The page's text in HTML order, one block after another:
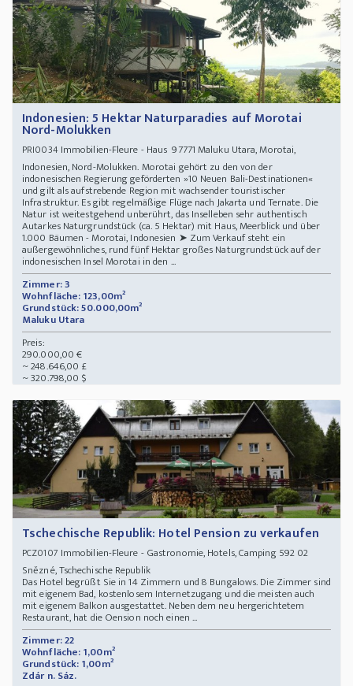
Indonesien: 5 Hektar Naturparadies auf Morotai
Nord-Molukken
PRI0034Immobilien-Fleure - Haus 97771 Maluku Utara, Morotai,
Indonesien, Nord-Molukken. Morotai gehört zu den von der
indonesischen Regierung geförderten »10 Neuen Bali-Destinationen«
und gilt als aufstrebende Region mit wachsender touristischer
Infrastruktur. Es gibt regelmäßige Flüge nach Jakarta und Ternate. Die
Natur ist weitestgehend unberührt, das Inselleben sehr authentisch
Autarkes Naturgrundstück (ca. 5 Hektar) mit Haus, Meerblick und über
1.000 Bäumen - Morotai, Indonesien ➤ Zum Verkauf steht ein
außergewöhnliches, rund fünf Hektar großes Naturgrundstück auf der
indonesischen Insel Morotai in den ...
Zimmer: 3
Wohnfläche: 123,00m²
Grundstück: 50.000,00m²
Maluku Utara
Preis:
290.000,00 €
~ 248.646,00 £
~ 320.798,00 $
Tschechische Republik: Hotel Pension zu verkaufen
PCZ0107 Immobilien-Fleure - Gastronomie, Hotels, Camping 592 02
Snězné, Tschechische Republik
Das Hotel begrüßt Sie in 14 Zimmern und 8 Bungalows. Die Zimmer sind
mit eigenem Bad, kostenlosem Internetzugang und die meisten auch
mit eigenem Balkon ausgestattet. Neben dem neu hergerichtetem
Restaurant, hat die Oension noch einen ...
Zimmer: 22
Wohnfläche: 1,00m²
Grundstück: 1,00m²
Zdár n. Sáz.